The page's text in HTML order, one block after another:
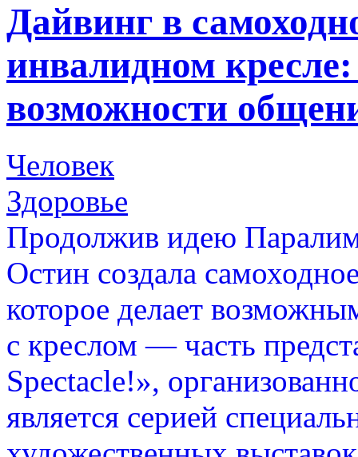
Дайвинг в
инвалидном
возможности
Человек
Здоровье
Продолжив идею
Остин создала
которое делает
с креслом — часть
Spectacle!»,
является серией